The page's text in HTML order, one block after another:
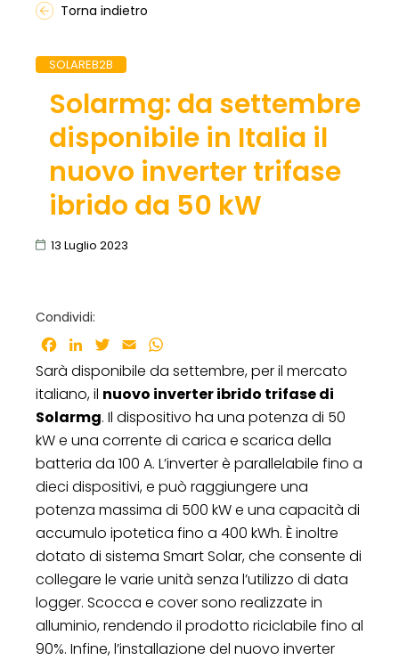
Torna indietro
SOLAREB2B
Solarmg: da settembre
disponibile in Italia il
nuovo inverter trifase
ibrido da 50 kW
13 Luglio 2023
Condividi:
Facebook
LinkedInTwitter
Email
Sarà disponibile da settembre, per il mercato
italiano, il nuovo inverter ibrido trifase di
Solarmg. Il dispositivo ha una potenza di 50
kW e una corrente di carica e scarica della
batteria da 100 A. L’inverter è parallelabile fino a
dieci dispositivi, e può raggiungere una
potenza massima di 500 kW e una capacità di
accumulo ipotetica fino a 400 kWh. È inoltre
dotato di sistema Smart Solar, che consente di
collegare le varie unità senza l’utilizzo di data
logger. Scocca e cover sono realizzate in
alluminio, rendendo il prodotto riciclabile fino al
90%. Infine, l’installazione del nuovo inverter